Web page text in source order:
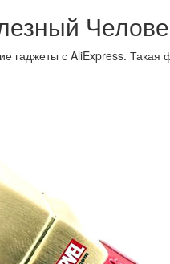
гаджеты с AliExpress.